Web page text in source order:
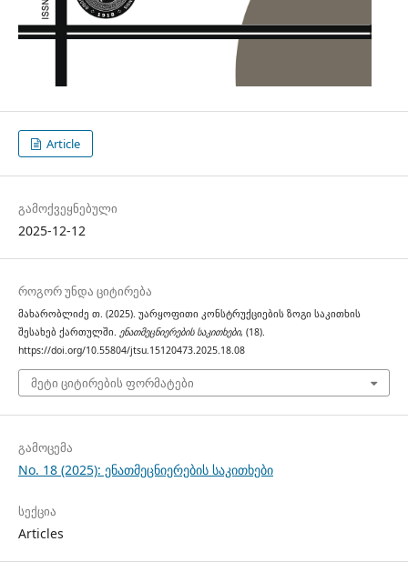
Article
გამოქვეყნებული
2025-12-12
როგორ უნდა ციტირება
მახარობლიძე თ. (2025). უარყოფითი კონსტრუქციების ზოგი საკითხის
შესახებ ქართულში. ენათმეცნიერების საკითხები, (18).
https://doi.org/10.55804/jtsu.15120473.2025.18.08
მეტი ციტირების ფორმატები
გამოცემა
No. 18 (2025): ენათმეცნიერების საკითხები
სექცია
Articles